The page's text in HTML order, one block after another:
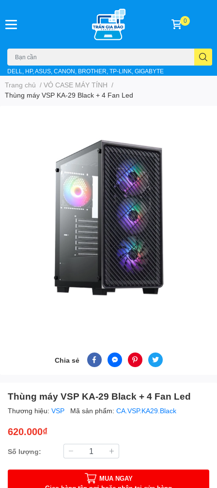
DELL, HP, ASUS, CANON, BROTHER, TP-LINK, GIGABYTE
0
Trang chủ / VỎ CASE MÁY TÍNH /
Thùng máy VSP KA-29 Black + 4 Fan Led
Chia sẻ
Thùng máy VSP KA-29 Black + 4 Fan Led
Thương hiệu: VSP Mã sản phẩm: CA.VSP.KA29.Black
620.000₫
Số lượng:
MUA NGAY